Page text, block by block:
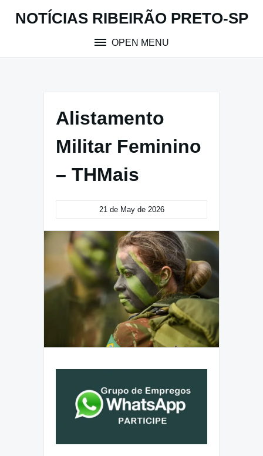
NOTÍCIAS RIBEIRÃO PRETO-SP
OPEN MENU
Alistamento
Militar Feminino
– THMais
21 de May de 2026